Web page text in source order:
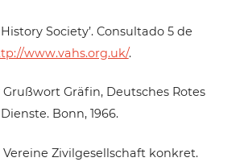
Society’. Consultado 5 de
www.vahs.org.uk/.
Gräfin, Deutsches Rotes
Bonn, 1966.
Zivilgesellschaft konkret.